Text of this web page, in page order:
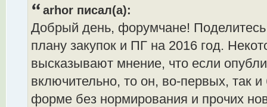
arhor писал(а):
Добрый день, форумчане!
плану закупок и ПГ на 2016 год.
высказывают мнение, что если
включительно, то он, во-первых, так
форме без нормирования и прочих